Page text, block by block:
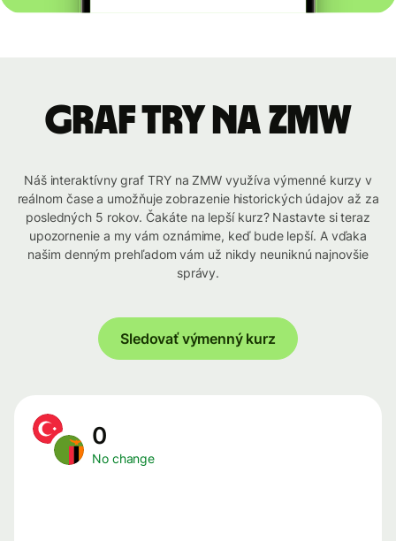
graf TRY na ZMW
Náš interaktívny graf TRY na ZMW využíva výmenné kurzy v
reálnom čase a umožňuje zobrazenie historických údajov až za
posledných 5 rokov. Čakáte na lepší kurz? Nastavte si teraz
upozornenie a my vám oznámime, keď bude lepší. A vďaka
našim denným prehľadom vám už nikdy neuniknú najnovšie
správy.
Sledovať výmenný kurz
0
No change